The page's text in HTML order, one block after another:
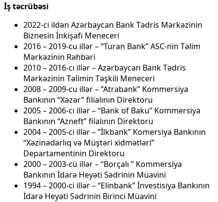
İş təcrübəsi
2022-ci ildən Azərbaycan Bank Tədris Mərkəzinin
Biznesin İnkişafı Meneceri
2016 – 2019-cu illər – “Turan Bank” ASC-nin Təlim
Mərkəzinin Rəhbəri
2010 – 2016-cı illər – Azərbaycan Bank Tədris
Mərkəzinin Təlimin Təşkili Meneceri
2008 – 2009-cu illər – “Atrabank” Kommersiya
Bankının “Xəzər” filialının Direktoru
2005 – 2006-cı illər – “Bank of Baku” Kommersiya
Bankının “Azneft” filalının Direktoru
2004 – 2005-ci illər – ”İlkbank” Komersiya Bankının
“Xəzinədarlıq və Müştəri xidmətləri”
Departamentinin Direktoru
2000 – 2003-cü illər – “Borçalı “ Kommersiya
Bankının İdarə Heyəti Sədrinin Müavini
1994 – 2000-ci illər – “Elinbank” İnvestisiya Bankının
İdarə Heyəti Sədrinin Birinci Müavini